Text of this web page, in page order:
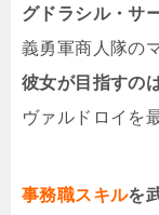
グドラシル・サ
義勇軍商人隊の
彼女が目指す
ヴァルドロイを
事務職スキルを